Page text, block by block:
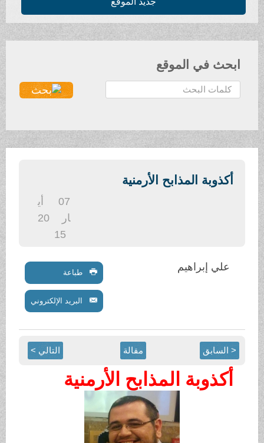
ابحث في الموقع
ح
ث
أكذوبة المذابح الأرمنية
20
علي إبراهيم طباعة
البريد الإلكتروني
< السابق مقالة التالي >
أكذوبة المذابح الأرمنية